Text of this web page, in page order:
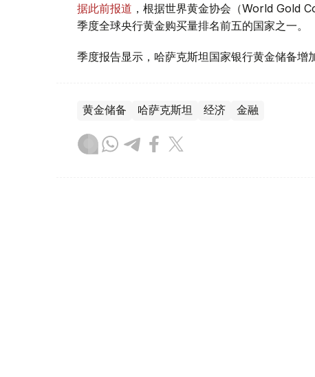
据此前报道 ，根据世界黄金协会（World Gold
季度全球央行黄金购买量排名前五的国家之一。
季度报告显示，哈萨克斯坦国家银行黄金储备增
黄金储备 哈萨克斯坦 经济 金融